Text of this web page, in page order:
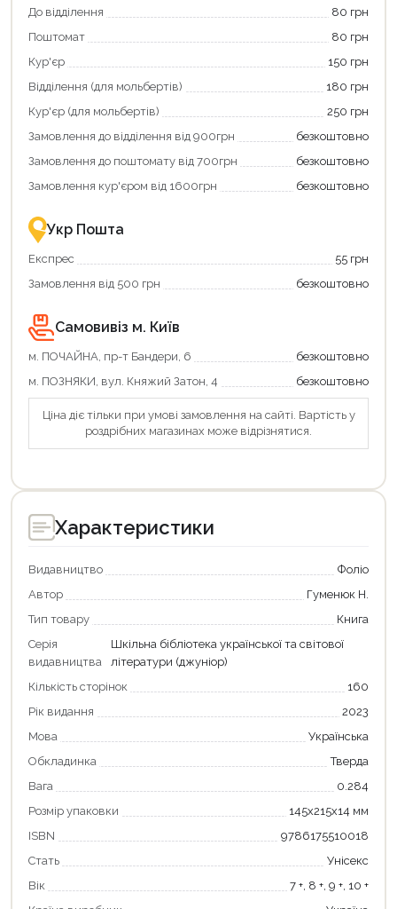
Використовуйте
карту
щоб
зекономити
та
отримати
переваги!
картою
єКнига
–
зручно
та
вигідно!
кешбек».
покупку
«Національний
кешбек»
та
отримуйте
повернення
Економте
більше
разом
державною
підтримкою!
До відділення
80 грн
Поштомат
80 грн
Кур'єр
150 грн
Відділення (для мольбертів)
180 грн
Кур'єр (для мольбертів)
250 грн
Замовлення до відділення від 900грн
безкоштовно
Замовлення до поштомату від 700грн
безкоштовно
Замовлення кур'єром від 1600грн
безкоштовно
Укр Пошта
Експрес
55 грн
Замовлення від 500 грн
безкоштовно
Самовивіз м. Київ
м. ПОЧАЙНА, пр-т Бандери, 6
безкоштовно
м. ПОЗНЯКИ, вул. Княжий Затон, 4
безкоштовно
Ціна діє тільки при умові замовлення на сайті. Вартість у
роздрібних магазинах може відрізнятися.
Характеристики
Видавництво
Фоліо
Автор
Гуменюк Н.
Тип товару
Книга
Серія
видавництва
Шкільна бібліотека української та світової
літератури (джуніор)
Кількість сторінок
160
Рік видання
2023
Мова
Українська
Обкладинка
Тверда
Вага
0.284
Розмір упаковки
145х215х14 мм
ISBN
9786175510018
Стать
Унісекс
Вік
7 +, 8 +, 9 +, 10 +
Продовжити покупки
Оформити замовлення